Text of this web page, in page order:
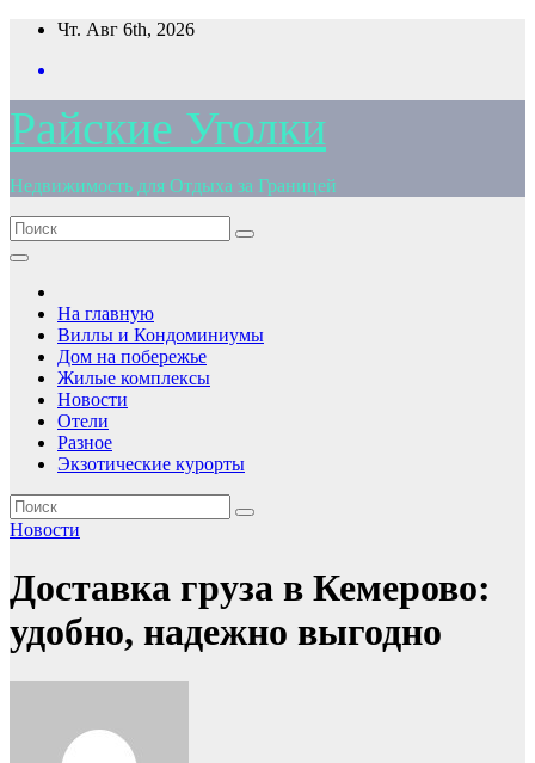
Перейти
содержимому
Чт. Авг 6th, 2026
Райские Уголки
Недвижимость для Отдыха за Границей
На главную
Виллы и Кондоминиумы
Дом на побережье
Жилые комплексы
Новости
Отели
Разное
Экзотические курорты
Новости
Доставка груза в Кемерово:
удобно, надежно выгодно